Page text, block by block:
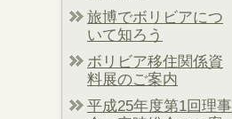
旅博でボリビアにつ
いて知ろう
ボリビア移住関係資
料展のご案内
平成25年度第1回理事